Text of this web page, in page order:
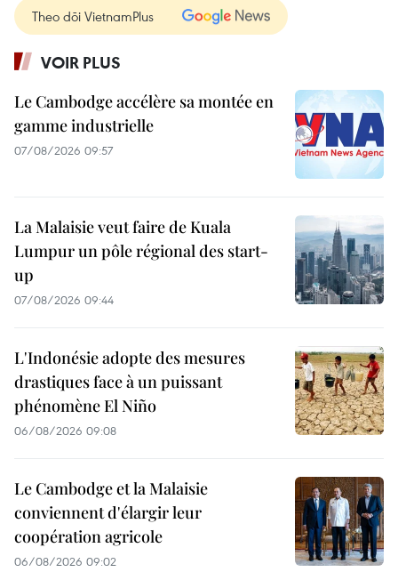
Theo dõi VietnamPlus
VOIR PLUS
Le Cambodge accélère sa montée en
gamme industrielle
07/08/2026 09:57
La Malaisie veut faire de Kuala
Lumpur un pôle régional des start-
up
07/08/2026 09:44
L'Indonésie adopte des mesures
drastiques face à un puissant
phénomène El Niño
06/08/2026 09:08
Le Cambodge et la Malaisie
conviennent d'élargir leur
coopération agricole
06/08/2026 09:02